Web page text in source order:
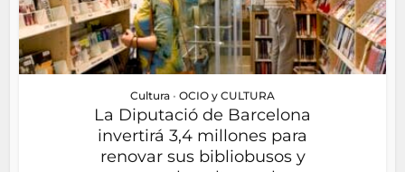
Cultura • OCIO y CULTURA
La Diputació de Barcelona
invertirá 3,4 millones para
renovar sus bibliobusos y